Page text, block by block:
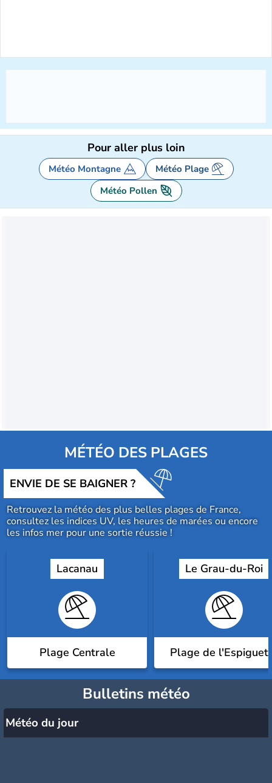
Pour aller plus loin
Météo Montagne
Météo Plage
Météo Pollen
MÉTÉO DES PLAGES
ENVIE DE SE BAIGNER ?
Retrouvez la météo des plus belles plages de France,
consultez les indices UV, les heures de marées ou encore
les infos mer pour une sortie réussie !
Lacanau
Plage Centrale
Le Grau-du-Roi
Plage de
Bulletins météo
Météo du jour